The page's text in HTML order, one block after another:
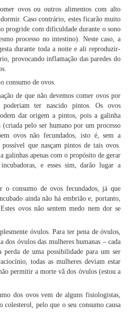
ovos ou outros alimentos com alto
Caso contrário, estes ficarão muito
progride com dificuldade durante o sono
processo no intestino). Neste caso, a
durante toda a noite e ali reproduzir-
provocando inflamação das paredes do
consumo de ovos.
de que não devemos comer ovos por
poderiam ter nascido pintos. Os ovos
dar origem a pintos, pois a galinha
(criada pelo ser humano por um processo
ovos não fecundados, isto é, sem a
que nasçam pintos de tais ovos.
galinhas apenas com o propósito de gerar
e esses sim, darão lugar a
o consumo de ovos fecundados, já que
ainda não há embrião e, portanto,
ovos não sentem medo nem dor se
óvulos. Para ter pena de óvulos,
dos óvulos das mulheres humanas – cada
perda de uma possibilidade para um ser
todas as mulheres deviam estar
permitir a morte vã dos óvulos (estou a
dos ovos vem de alguns fisiologistas,
pelo que o seu consumo causa